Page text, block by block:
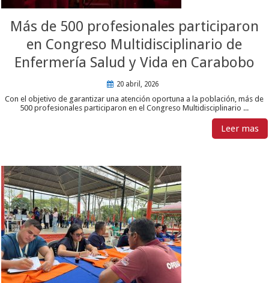
Más de 500 profesionales participaron
en Congreso Multidisciplinario de
Enfermería Salud y Vida en Carabobo
20 abril, 2026
Con el objetivo de garantizar una atención oportuna a la población, más de
500 profesionales participaron en el Congreso Multidisciplinario ...
Leer mas